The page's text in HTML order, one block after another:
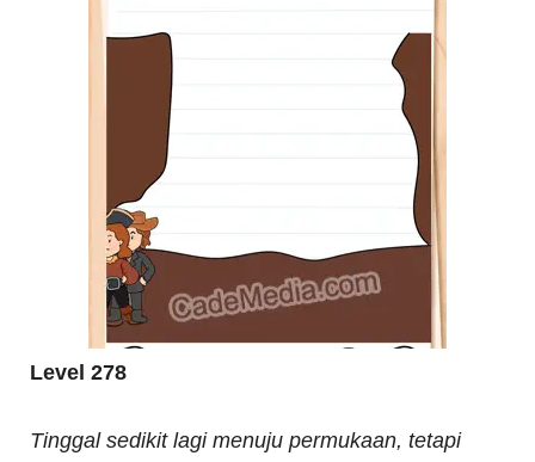
Level 278
Tinggal sedikit lagi menuju permukaan, tetapi